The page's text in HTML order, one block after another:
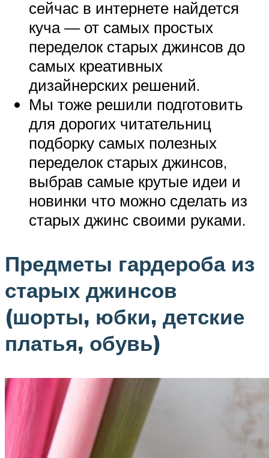
сейчас в интернете найдется
куча — от самых простых
переделок старых джинсов до
самых креативных
дизайнерских решений.
Мы тоже решили подготовить
для дорогих читательниц
подборку самых полезных
переделок старых джинсов,
выбрав самые крутые идеи и
новинки что можно сделать из
старых джинс своими руками.
Предметы гардероба из
старых джинсов
(шорты, юбки, детские
платья, обувь)